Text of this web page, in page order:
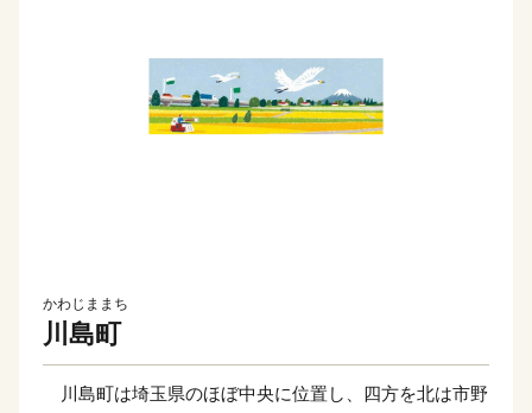
かわじままち
川島町
川島町は埼玉県のほぼ中央に位置し、四方を北は市野